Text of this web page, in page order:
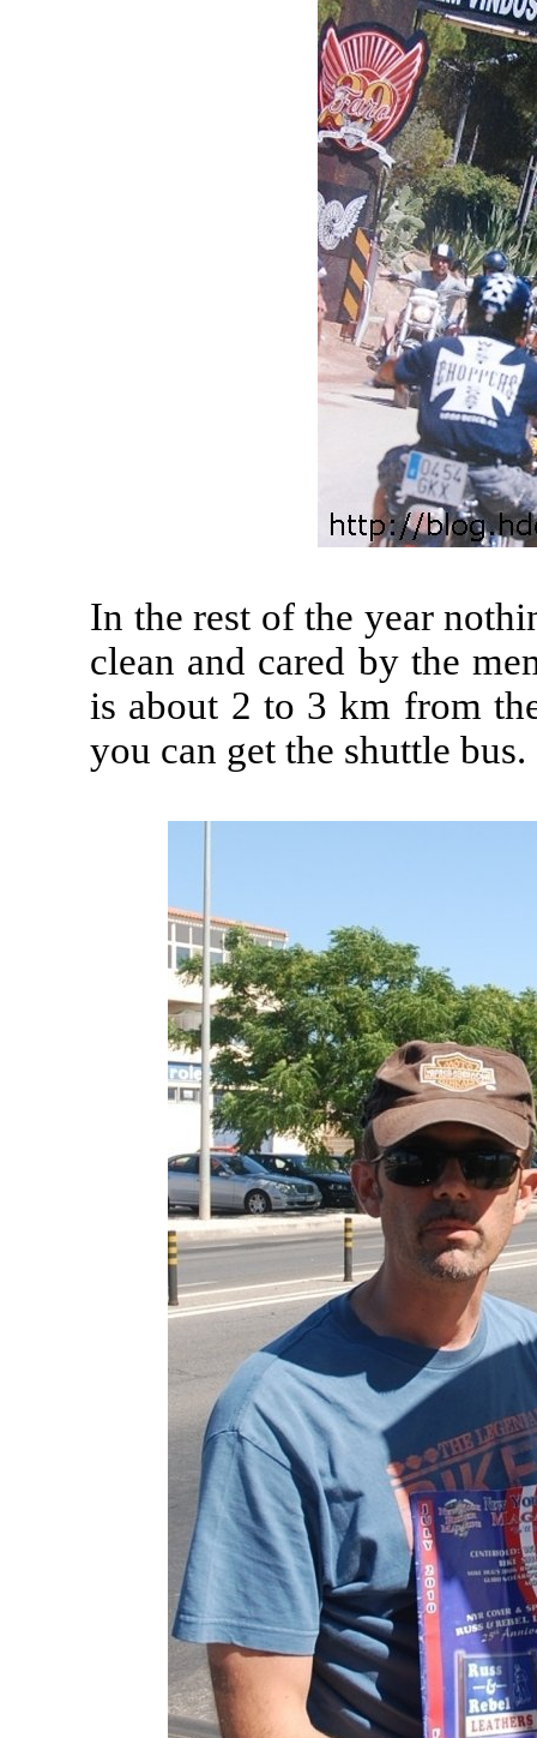
In the rest of the year
clean and cared by the
is about 2 to 3 km from
you can get the shuttle bus.